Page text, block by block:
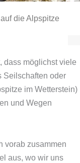
die Alpspitze
dass möglichst viele
Seilschaften oder
im Wetterstein)
und Wegen
vorab zusammen
aus, wo wir uns